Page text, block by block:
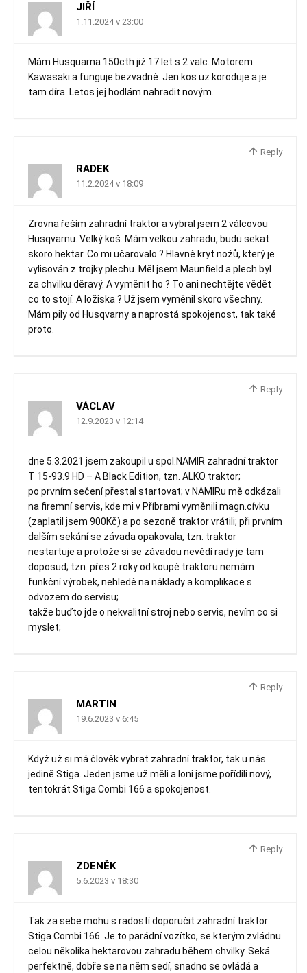
JIŘÍ
1.11.2024 v 23:00
Mám Husquarna 150cth již 17 let s 2 valc. Motorem
Kawasaki a funguje bezvadně. Jen kos uz koroduje a je
tam díra. Letos jej hodlám nahradit novým.
Reply
RADEK
11.2.2024 v 18:09
Zrovna řeším zahradní traktor a vybral jsem 2 válcovou
Husqvarnu. Velký koš. Mám velkou zahradu, budu sekat
skoro hektar. Co mi učarovalo ? Hlavně kryt nožů, který je
vylisován z trojky plechu. Měl jsem Maunfield a plech byl
za chvilku děravý. A vyměnit ho ? To ani nechtějte vědět
co to stojí. A ložiska ? Už jsem vyměnil skoro všechny.
Mám pily od Husqvarny a naprostá spokojenost, tak také
proto.
Reply
VÁCLAV
12.9.2023 v 12:14
dne 5.3.2021 jsem zakoupil u spol.NAMIR zahradní traktor
T 15-93.9 HD – A Black Edition, tzn. ALKO traktor;
po prvním sečení přestal startovat; v NAMIRu mě odkázali
na firemní servis, kde mi v Příbrami vyměnili magn.cívku
(zaplatil jsem 900Kč) a po sezoně traktor vrátili; při prvním
dalším sekání se závada opakovala, tzn. traktor
nestartuje a protože si se závadou nevědí rady je tam
doposud; tzn. přes 2 roky od koupě traktoru nemám
funkční výrobek, nehledě na náklady a komplikace s
odvozem do servisu;
takže buďto jde o nekvalitní stroj nebo servis, nevím co si
myslet;
Reply
MARTIN
19.6.2023 v 6:45
Když už si má člověk vybrat zahradní traktor, tak u nás
jedině Stiga. Jeden jsme už měli a loni jsme pořídili nový,
tentokrát Stiga Combi 166 a spokojenost.
Reply
ZDENĚK
5.6.2023 v 18:30
Tak za sebe mohu s radostí doporučit zahradní traktor
Stiga Combi 166. Je to parádní vozítko, se kterým zvládnu
celou několika hektarovou zahradu během chvilky. Seká
perfektně, dobře se na něm sedí, snadno se ovládá a